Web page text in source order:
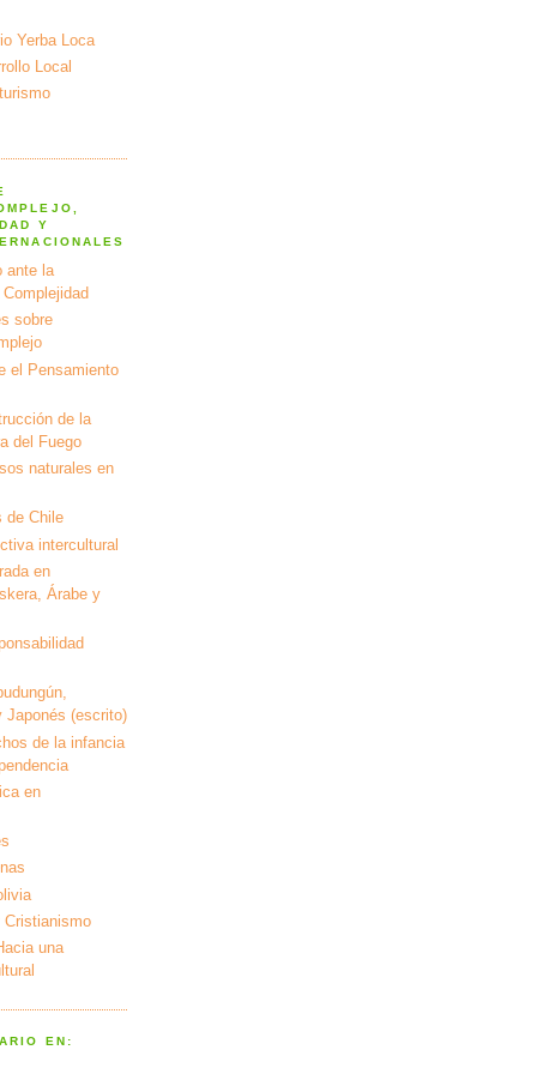
Yerba Loca
Local
Y
ante la
sobre
el Pensamiento
de la
del Fuego
naturales en
de Chile
intercultural
en
Árabe y
Japonés (escrito)
de la infancia
en
Cristianismo
una
EN: